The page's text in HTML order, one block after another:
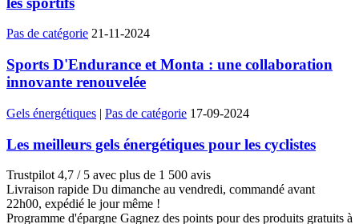
Pas de catégorie 21-11-2024
Sports D'Endurance et Monta : une collaboration
innovante renouvelée
Gels énergétiques | Pas de catégorie 17-09-2024
Les meilleurs gels énergétiques pour les cyclistes
Trustpilot 4,7 / 5 avec plus de 1 500 avis
Livraison rapide Du dimanche au vendredi, commandé avant
22h00, expédié le jour même !
Programme d'épargne Gagnez des points pour des produits gratuits à